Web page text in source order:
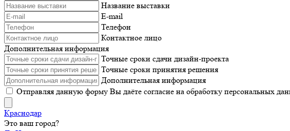
Название выставки
E-mail
Телефон
Контактное лицо
Дополнительная информация
Точные сроки сдачи дизайн-проекта
Точные сроки принятия решения
Дополнительная информация
Отправляя данную форму Вы даёте согласие на обработку персональных
Краснодар
Это ваш город?